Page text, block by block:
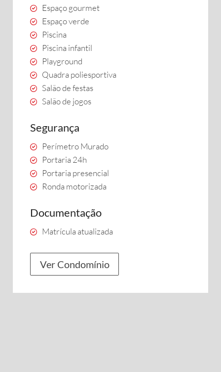
Espaço gourmet
Espaço verde
Piscina
Piscina infantil
Playground
Quadra poliesportiva
Salão de festas
Salão de jogos
Segurança
Perímetro Murado
Portaria 24h
Portaria presencial
Ronda motorizada
Documentação
Matrícula atualizada
Ver Condomínio